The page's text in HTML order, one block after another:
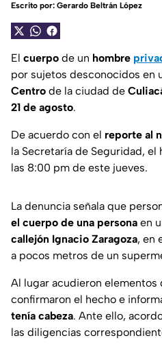
Escrito por: Gerardo Beltrán López
El cuerpo de un hombre
por sujetos desconocidos en
Centro de la ciudad de
21 de agosto.
De acuerdo con el reporte al
la Secretaría de Seguridad,
las 8:00 pm de este jueves.
La denuncia señala que
el cuerpo de una persona en
callejón Ignacio Zaragoza, en
a pocos metros de un
Al lugar acudieron elementos
confirmaron el hecho e
tenía cabeza. Ante ello,
las diligencias